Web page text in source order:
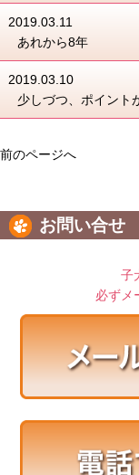
2019.03.11
あれから8年
2019.03.10
少しづつ、ポイント
前のページへ
お問い合せ
子
必ずメ